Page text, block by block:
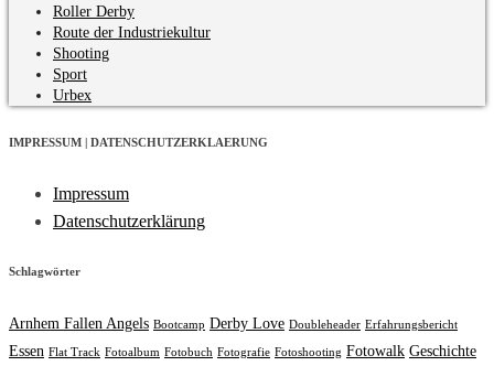
Roller Derby
Route der Industriekultur
Shooting
Sport
Urbex
IMPRESSUM | DATENSCHUTZERKLAERUNG
Impressum
Datenschutzerklärung
Schlagwörter
Arnhem Fallen Angels Bootcamp Derby Love Doubleheader Erfahrungsbericht
Essen Flat Track Fotoalbum Fotobuch Fotografie Fotoshooting Fotowalk Geschichte